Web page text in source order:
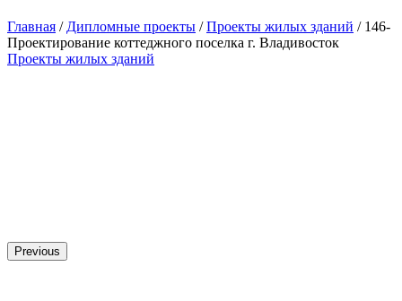
Главная / Дипломные проекты /Проекты жилых зданий / 146-
Проектирование коттеджного поселка г. Владивосток
Проекты жилых зданий
Previous